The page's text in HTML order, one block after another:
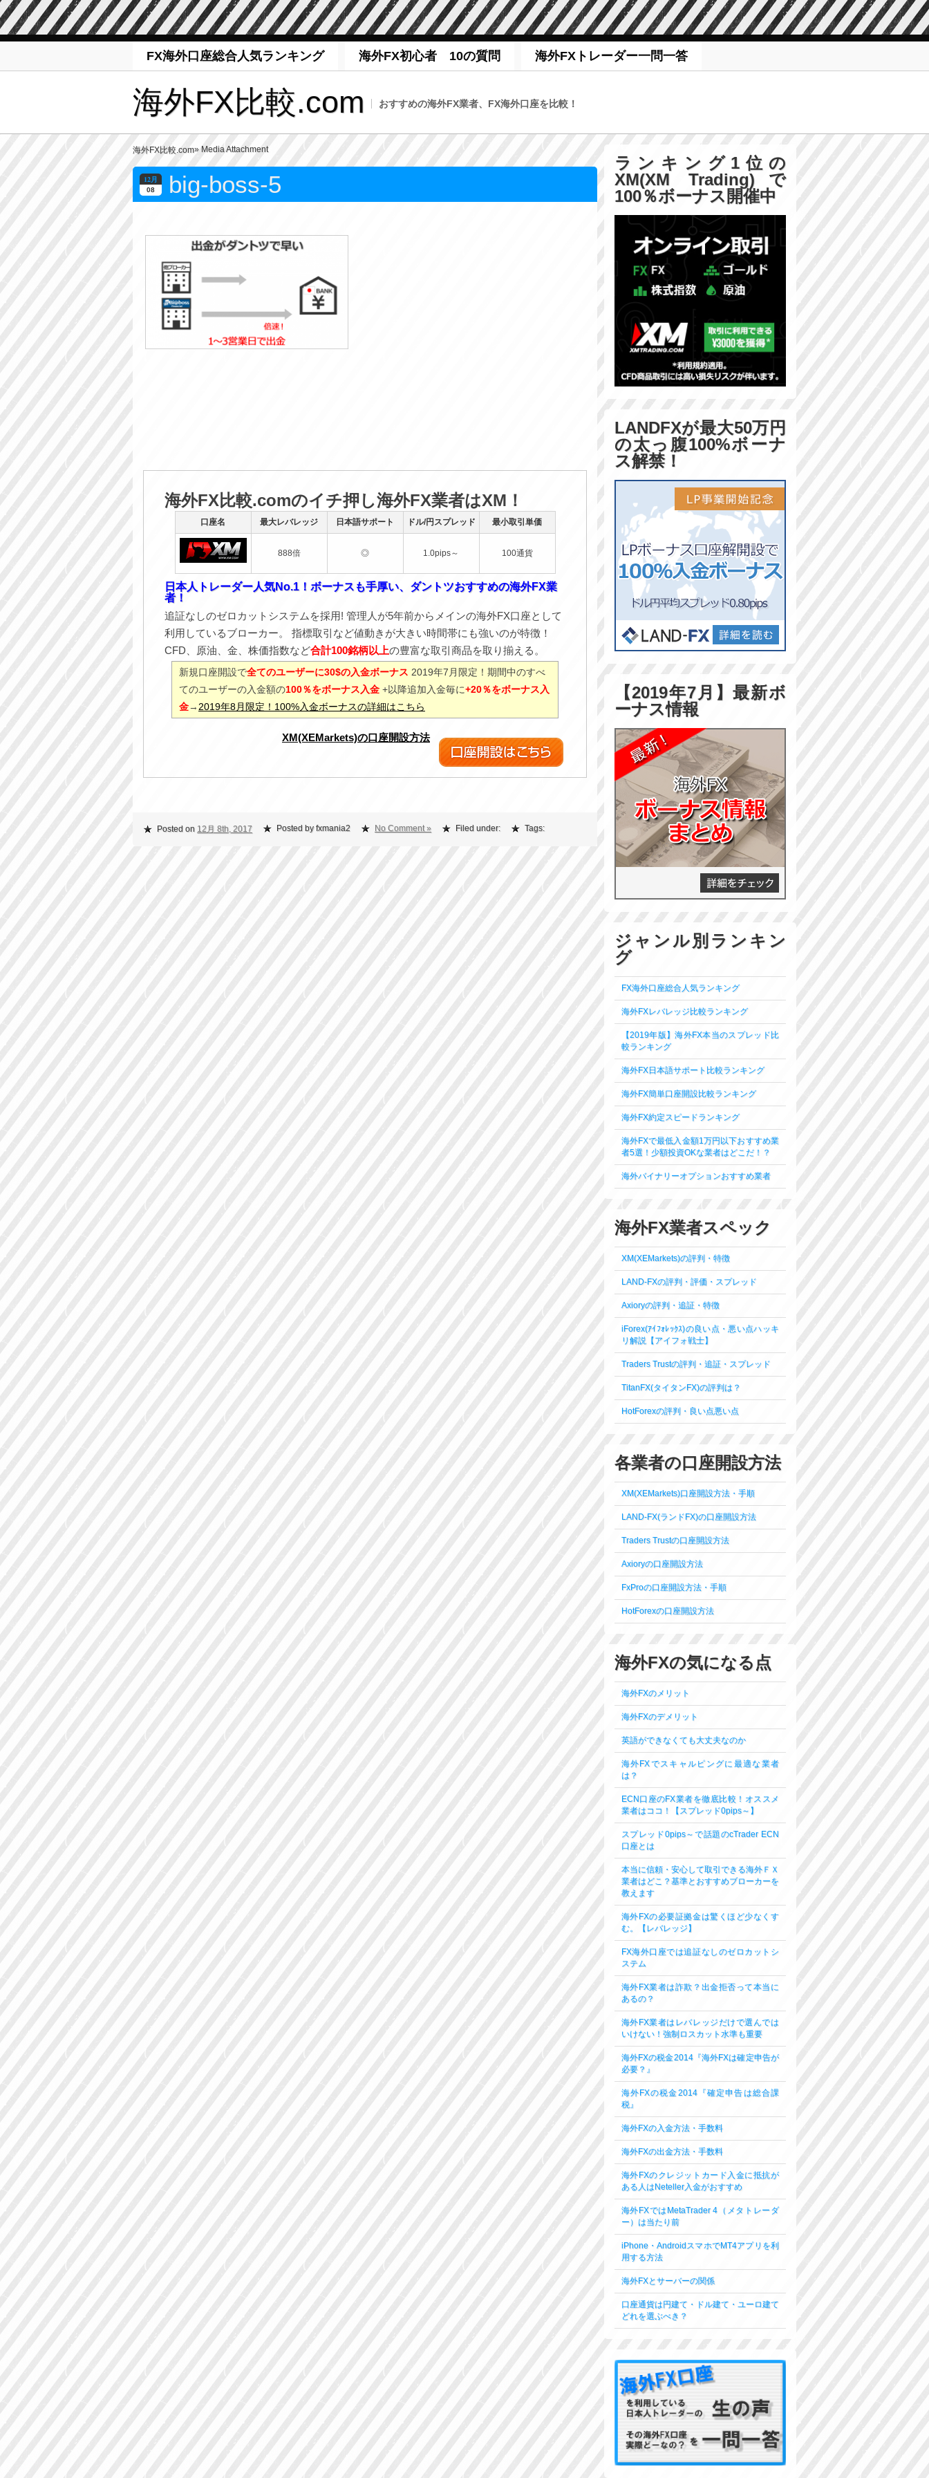
FX海外口座総合人気ランキング 海外FX初心者 10の質問 海外FXトレーダー一問一答
海外FX比較.com おすすめの海外FX業者、FX海外口座を比較！
海外FX比較.com» Media Attachment
12月
08 big-boss-5
海外FX比較.comのイチ押し海外FX業者はXM！
口座名 最大レバレッジ 日本語サポート ドル/円スプレッド 最小取引単価
888倍 ◎ 1.0pips～ 100通貨
日本人トレーダー人気No.1！ボーナスも手厚い、ダントツおすすめの海外FX業
者！
追証なしのゼロカットシステムを採用! 管理人が5年前からメインの海外FX口座として
利用しているブローカー。 指標取引など値動きが大きい時間帯にも強いのが特徴！
CFD、原油、金、株価指数など合計100銘柄以上の豊富な取引商品を取り揃える。
新規口座開設で全てのユーザーに30$の入金ボーナス 2019年7月限定！期間中のすべ
てのユーザーの入金額の100％をボーナス入金 +以降追加入金毎に+20％をボーナス入
金→ 2019年8月限定！100%入金ボーナスの詳細はこちら
XM(XEMarkets)の口座開設方法
Posted on 12月 8th, 2017 Posted by fxmania2 No Comment » Filed under: Tags:
ランキング1位の
XM(XM Trading)で
100％ボーナス開催中
LANDFXが最大50万円
の太っ腹100%ボーナ
ス解禁！
【2019年7月】最新ボ
ーナス情報
ジャンル別ランキン
グ
FX海外口座総合人気ランキング
海外FXレバレッジ比較ランキング
【2019年版】海外FX本当のスプレッド比
較ランキング
海外FX日本語サポート比較ランキング
海外FX簡単口座開設比較ランキング
海外FX約定スピードランキング
海外FXで最低入金額1万円以下おすすめ業
者5選！少額投資OKな業者はどこだ！？
海外バイナリーオプションおすすめ業者
海外FX業者スペック
XM(XEMarkets)の評判・特徴
LAND-FXの評判・評価・スプレッド
Axioryの評判・追証・特徴
iForex(ｱｲﾌｫﾚｯｸｽ)の良い点・悪い点ハッキ
リ解説【アイフォ戦士】
Traders Trustの評判・追証・スプレッド
TitanFX(タイタンFX)の評判は？
HotForexの評判・良い点悪い点
各業者の口座開設方法
XM(XEMarkets)口座開設方法・手順
LAND-FX(ランドFX)の口座開設方法
Traders Trustの口座開設方法
Axioryの口座開設方法
FxProの口座開設方法・手順
HotForexの口座開設方法
海外FXの気になる点
海外FXのメリット
海外FXのデメリット
英語ができなくても大丈夫なのか
海外FXでスキャルピングに最適な業者
は？
ECN口座のFX業者を徹底比較！オススメ
業者はココ！【スプレッド0pips～】
スプレッド0pips～で話題のcTrader ECN
口座とは
本当に信頼・安心して取引できる海外ＦＸ
業者はどこ？基準とおすすめブローカーを
教えます
海外FXの必要証拠金は驚くほど少なくす
む。【レバレッジ】
FX海外口座では追証なしのゼロカットシ
ステム
海外FX業者は詐欺？出金拒否って本当に
あるの？
海外FX業者はレバレッジだけで選んでは
いけない！強制ロスカット水準も重要
海外FXの税金2014『海外FXは確定申告が
必要？』
海外FXの税金2014『確定申告は総合課
税』
海外FXの入金方法・手数料
海外FXの出金方法・手数料
海外FXのクレジットカード入金に抵抗が
ある人はNeteller入金がおすすめ
海外FXではMetaTrader 4（メタトレーダ
ー）は当たり前
iPhone・AndroidスマホでMT4アプリを利
用する方法
海外FXとサーバーの関係
口座通貨は円建て・ドル建て・ユーロ建て
どれを選ぶべき？